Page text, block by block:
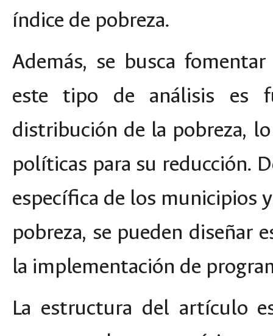
índice de pobreza.
Además, se busca
este tipo de análisis es
distribución de la pobreza,
políticas para su reducción.
específica de los municipios
pobreza, se pueden diseñar
la implementación de
La estructura del artículo